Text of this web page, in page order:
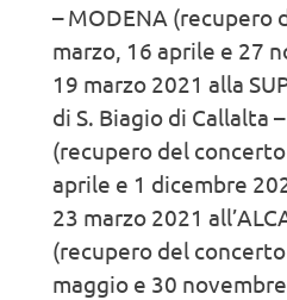
– MODENA (recupero
marzo, 16 aprile e 27
19 marzo 2021 alla
di S. Biagio di Callalta –
(recupero del
aprile e 1 dicembre
23 marzo 2021
(recupero del
maggio e 30